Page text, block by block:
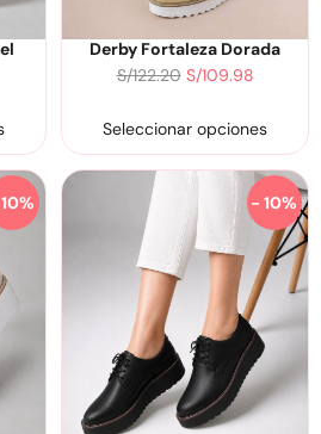
Derby Fortaleza Dorada
S/122.20 S/109.98
Seleccionar opciones
- 10%